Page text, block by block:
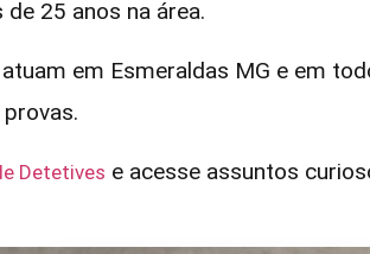
25 anos na área.
em Esmeraldas MG e em
Detetives e acesse assuntos